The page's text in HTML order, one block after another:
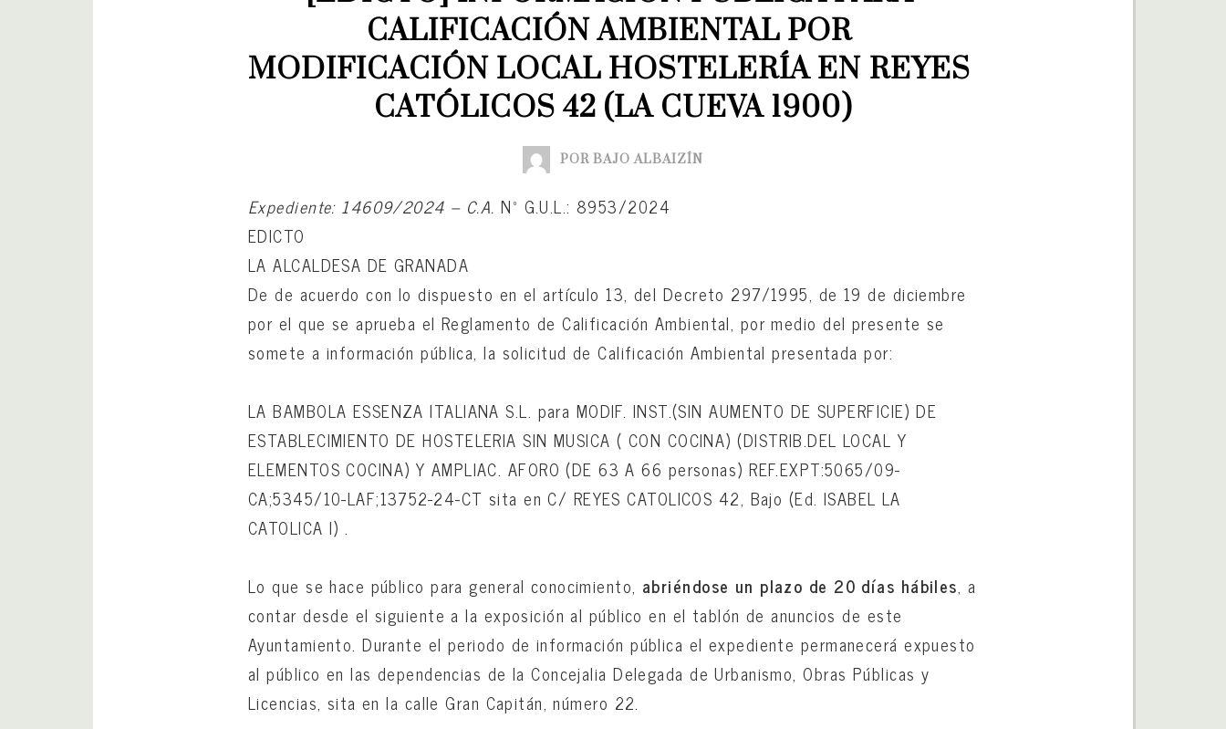
CALIFICACIÓN AMBIENTAL POR
MODIFICACIÓN LOCAL HOSTELERÍA EN REYES
CATÓLICOS 42 (LA CUEVA 1900)
POR BAJO ALBAIZÍN
Expediente: 14609/2024 – C.A. Nº G.U.L.: 8953/2024
EDICTO
LA ALCALDESA DE GRANADA
De de acuerdo con lo dispuesto en el artículo 13, del Decreto 297/1995, de 19 de diciembre
por el que se aprueba el Reglamento de Calificación Ambiental, por medio del presente se
somete a información pública, la solicitud de Calificación Ambiental presentada por:
LA BAMBOLA ESSENZA ITALIANA S.L. para MODIF. INST.(SIN AUMENTO DE SUPERFICIE) DE
ESTABLECIMIENTO DE HOSTELERIA SIN MUSICA ( CON COCINA) (DISTRIB.DEL LOCAL Y
ELEMENTOS COCINA) Y AMPLIAC. AFORO (DE 63 A 66 personas) REF.EXPT:5065/09-
CA;5345/10-LAF;13752-24-CT sita en C/ REYES CATOLICOS 42, Bajo (Ed. ISABEL LA
CATOLICA I) .
Lo que se hace público para general conocimiento, abriéndose un plazo de 20 días hábiles, a
contar desde el siguiente a la exposición al público en el tablón de anuncios de este
Ayuntamiento. Durante el periodo de información pública el expediente permanecerá expuesto
al público en las dependencias de la Concejalia Delegada de Urbanismo, Obras Públicas y
Licencias, sita en la calle Gran Capitán, número 22.